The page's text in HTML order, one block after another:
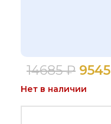
14685₽ 9545
Нет в наличии